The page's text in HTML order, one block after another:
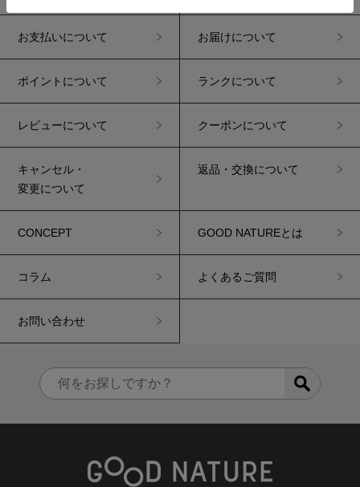
お支払いについて お届けについて
ポイントについて ランクについて
レビューについて クーポンについて
キャンセル・
変更について
返品・交換について
CONCEPT GOOD NATUREとは
コラム よくあるご質問
お問い合わせ